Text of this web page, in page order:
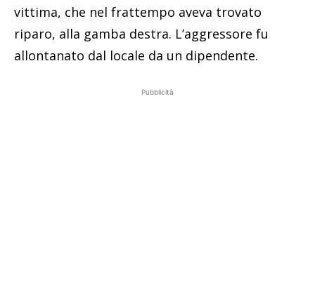
vittima, che nel frattempo aveva trovato
riparo, alla gamba destra. L’aggressore fu
allontanato dal locale da un dipendente.
Pubblicità